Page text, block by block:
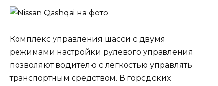
Комплекс управления шасси с двумя
режимами настройки рулевого управления
позволяют водителю с лёгкостью управлять
транспортным средством. В городских